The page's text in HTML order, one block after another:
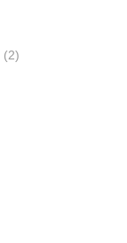
(2)